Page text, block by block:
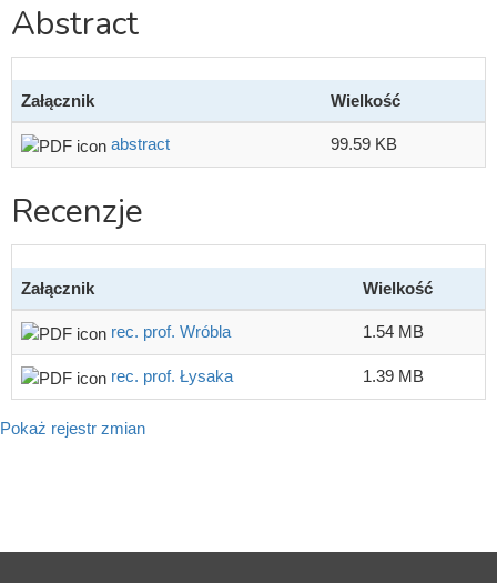
Abstract
Załącznik Wielkość
abstract 99.59 KB
Recenzje
Załącznik Wielkość
rec. prof. Wróbla 1.54 MB
rec. prof. Łysaka 1.39 MB
Pokaż rejestr zmian